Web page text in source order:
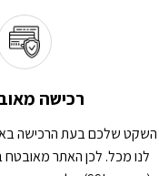
רכישה
השקט שלכם בעת הרכישה
לנו מכל. לכן האתר מאובטח